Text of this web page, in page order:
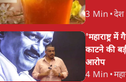
3 Min •देश
'महाराष्ट्र
काटने की
आरोप
4 Min •